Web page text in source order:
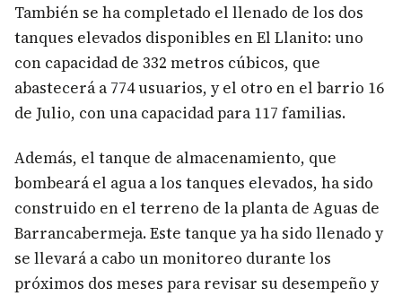
También se ha completado el llenado de los dos
tanques elevados disponibles en El Llanito: uno
con capacidad de 332 metros cúbicos, que
abastecerá a 774 usuarios, y el otro en el barrio 16
de Julio, con una capacidad para 117 familias.
Además, el tanque de almacenamiento, que
bombeará el agua a los tanques elevados, ha sido
construido en el terreno de la planta de Aguas de
Barrancabermeja. Este tanque ya ha sido llenado y
se llevará a cabo un monitoreo durante los
próximos dos meses para revisar su desempeño y